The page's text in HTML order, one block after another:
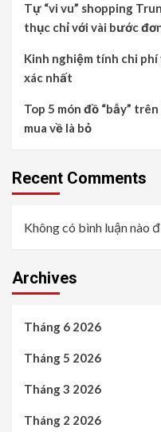
Tự “vi vu” shopping
thục chỉ với vài bước
Kinh nghiệm tính chi
xác nhất
Top 5 món đồ “bẫy”
mua về là bỏ
Recent Comments
Không có bình luận nào
Archives
Tháng 6 2026
Tháng 5 2026
Tháng 3 2026
Tháng 2 2026